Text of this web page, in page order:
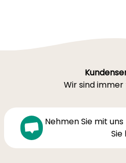
Wir sind immer
Nehmen Sie mit
Sie